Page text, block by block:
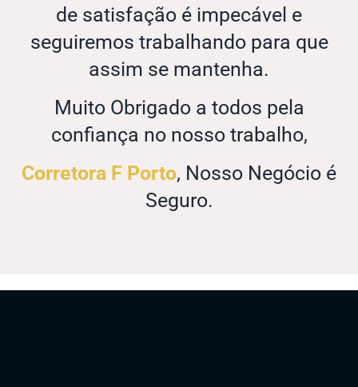
de satisfação é impecável e
seguiremos trabalhando para que
assim se mantenha.
Muito Obrigado a todos pela
confiança no nosso trabalho,
Corretora F Porto, Nosso Negócio é
Seguro.